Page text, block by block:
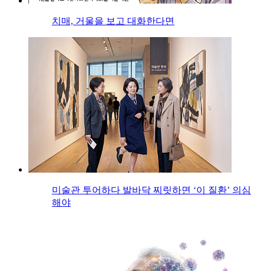
치매, 거울을 보고 대화한다면
미술관 투어하다 발바닥 찌릿하면 ‘이 질환’ 의심
해야